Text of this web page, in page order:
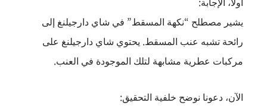
أولاً، الإجابة:
يشير مصطلح “نكهة المسقط” في شاي دارجيلنغ إلى
رائحة تشبه عنب المسقط. يحتوي شاي دارجيلنغ على
مركبات عطرية مشابهة لتلك الموجودة في العنب.
الآن، دعونا نوضح خلفية التحقيق: